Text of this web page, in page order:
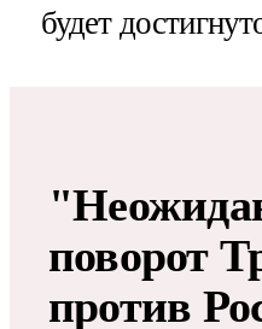
будет
поворот
против